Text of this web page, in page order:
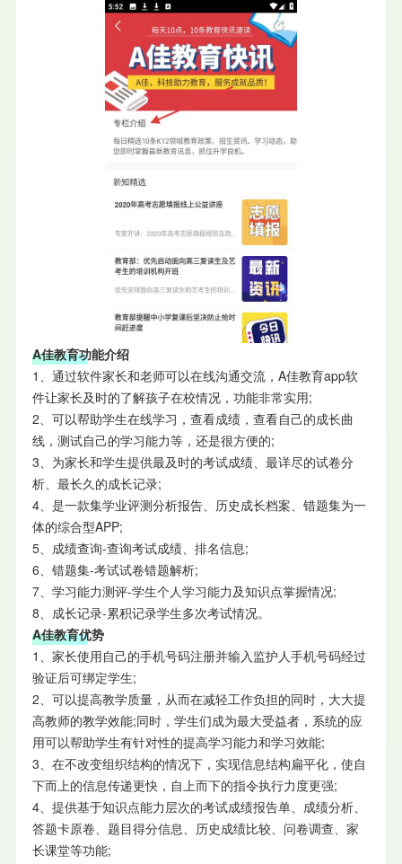
A佳教育功能介绍
1、通过软件家长和老师可以在线沟通交流，A佳教育app软
件让家长及时的了解孩子在校情况，功能非常实用;
2、可以帮助学生在线学习，查看成绩，查看自己的成长曲
线，测试自己的学习能力等，还是很方便的;
3、为家长和学生提供最及时的考试成绩、最详尽的试卷分
析、最长久的成长记录;
4、是一款集学业评测分析报告、历史成长档案、错题集为一
体的综合型APP;
5、成绩查询-查询考试成绩、排名信息;
6、错题集-考试试卷错题解析;
7、学习能力测评-学生个人学习能力及知识点掌握情况;
8、成长记录-累积记录学生多次考试情况。
A佳教育优势
1、家长使用自己的手机号码注册并输入监护人手机号码经过
验证后可绑定学生;
2、可以提高教学质量，从而在减轻工作负担的同时，大大提
高教师的教学效能;同时，学生们成为最大受益者，系统的应
用可以帮助学生有针对性的提高学习能力和学习效能;
3、在不改变组织结构的情况下，实现信息结构扁平化，使自
下而上的信息传递更快，自上而下的指令执行力度更强;
4、提供基于知识点能力层次的考试成绩报告单、成绩分析、
答题卡原卷、题目得分信息、历史成绩比较、问卷调查、家
长课堂等功能;